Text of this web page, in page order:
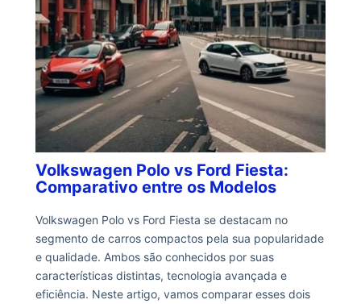
Volkswagen Polo vs Ford Fiesta:
Comparativo entre os Modelos
Volkswagen Polo vs Ford Fiesta se destacam no
segmento de carros compactos pela sua popularidade
e qualidade. Ambos são conhecidos por suas
características distintas, tecnologia avançada e
eficiência. Neste artigo, vamos comparar esses dois